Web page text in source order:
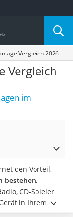
Vergleich 2026
Vergleich
im
den Vorteil,
bestehen,
CD-Spieler
in Ihrem
sparen. Für